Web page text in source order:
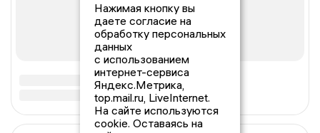
Нажимая кнопку вы
даете согласие на
обработку персональных
данных
с использованием
интернет-сервиса
Яндекс.Метрика,
top.mail.ru, LiveInternet.
На сайте используются
cookie. Оставаясь на